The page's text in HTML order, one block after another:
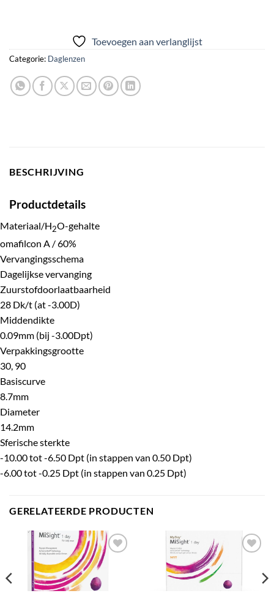
Toevoegen aan verlanglijst
Categorie: Daglenzen
BESCHRIJVING
Productdetails
Materiaal/H2O-gehalte
omafilcon A / 60%
Vervangingsschema
Dagelijkse vervanging
Zuurstofdoorlaatbaarheid
28 Dk/t (at -3.00D)
Middendikte
0.09mm (bij -3.00Dpt)
Verpakkingsgrootte
30, 90
Basiscurve
8.7mm
Diameter
14.2mm
Sferische sterkte
-10.00 tot -6.50 Dpt (in stappen van 0.50 Dpt)
-6.00 tot -0.25 Dpt (in stappen van 0.25 Dpt)
GERELATEERDE PRODUCTEN
Toevoegen
verlanglijst